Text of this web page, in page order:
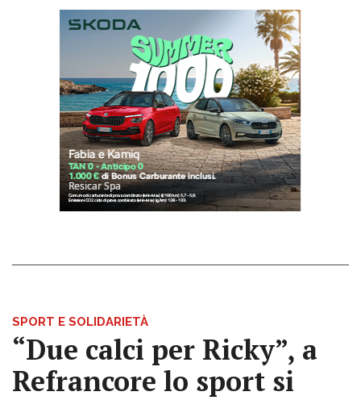
SPORT E SOLIDARIETÀ
“Due calci per Ricky”, a
Refrancore lo sport si